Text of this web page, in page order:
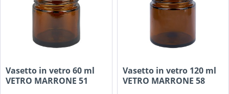
Vasetto in vetro 60 ml
VETRO MARRONE 51
Vasetto in vetro 120 ml
VETRO MARRONE 58